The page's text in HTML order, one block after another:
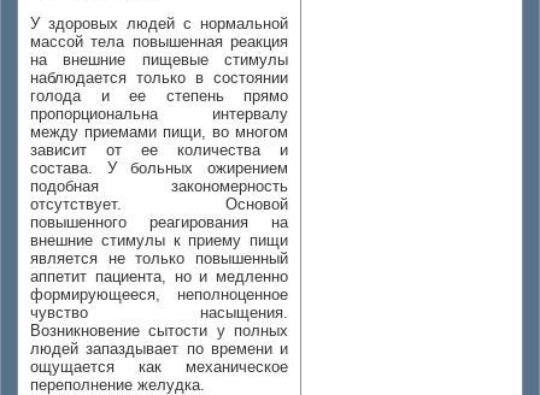
У здоровых людей с нормальной
массой тела повышенная реакция
на внешние пищевые стимулы
наблюдается только в состоянии
голода и ее степень прямо
пропорциональна интервалу
между приемами пищи, во многом
зависит от ее количества и
состава. У больных ожирением
подобная закономерность
отсутствует. Основой
повышенного реагирования на
внешние стимулы к приему пищи
является не только повышенный
аппетит пациента, но и медленно
формирующееся, неполноценное
чувство насыщения.
Возникновение сытости у полных
людей запаздывает по времени и
ощущается как механическое
переполнение желудка.